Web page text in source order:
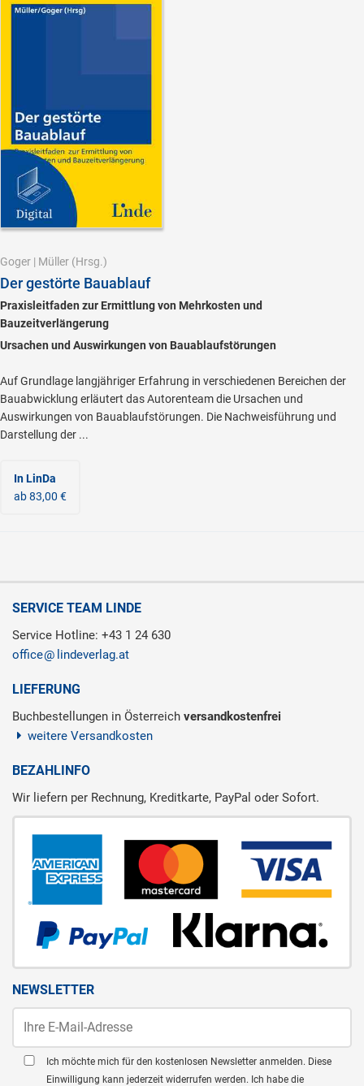
Goger | Müller (Hrsg.)
Der gestörte Bauablauf
Praxisleitfaden zur Ermittlung von Mehrkosten und
Bauzeitverlängerung
Ursachen und Auswirkungen von Bauablaufstörungen
Auf Grundlage langjähriger Erfahrung in verschiedenen Bereichen der
Bauabwicklung erläutert das Autorenteam die Ursachen und
Auswirkungen von Bauablaufstörungen. Die Nachweisführung und
Darstellung der ...
In LinDa
ab 83,00 €
SERVICE TEAM LINDE
Service Hotline: +43 1 24 630
office
lindeverlag.at
LIEFERUNG
Buchbestellungen in Österreich versandkostenfrei
weitere Versandkosten
BEZAHLINFO
Wir liefern per Rechnung, Kreditkarte, PayPal oder Sofort.
NEWSLETTER
Ich möchte mich für den kostenlosen Newsletter anmelden. Diese
Einwilligung kann jederzeit widerrufen werden. Ich habe die